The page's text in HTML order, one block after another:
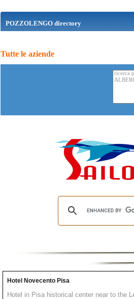
POZZOLENGO directory
Tutte le aziende
Hotel Novecento Pisa
Hotel in Pisa historical center near to the